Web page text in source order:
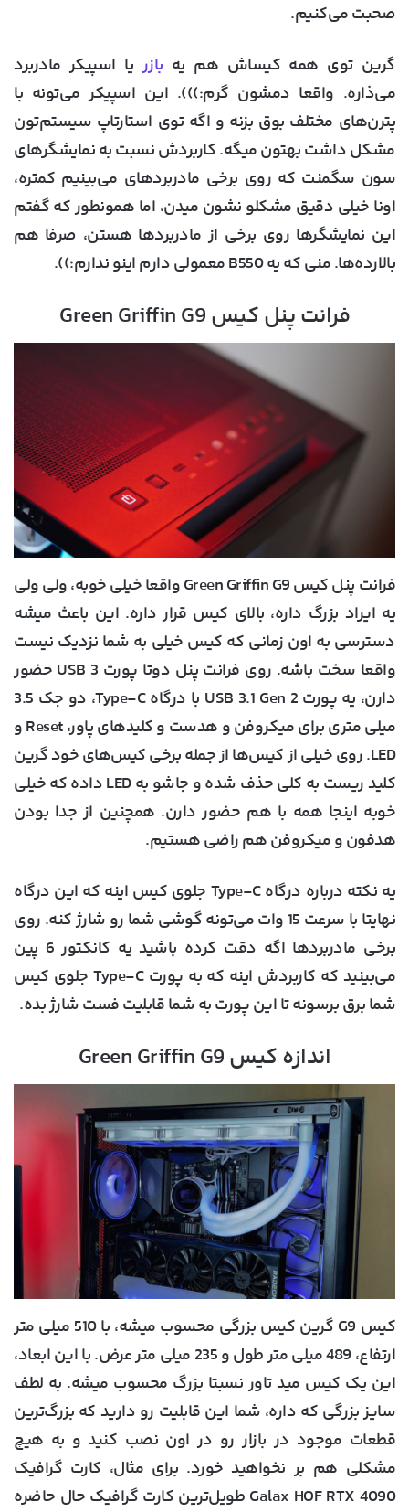
صحبت می‌کنیم.
گرین توی همه کیساش هم یه بازریا اسپیکر مادربرد
می‌ذاره. واقعا دمشون گرم:))). این اسپیکر می‌تونه با
پترن‌های مختلف بوق بزنه و اگه توی استارتاپ سیستم‌تون
مشکل داشت بهتون میگه. کاربردش نسبت به نمایشگرهای
سون سگمنت که روی برخی مادربردهای می‌بینیم کمتره،
اونا خیلی دقیق مشکلو نشون میدن، اما همونطور که گفتم
این نمایشگرها روی برخی از مادربردها هستن، صرفا هم
بالارده‌ها. منی که یه B550 معمولی دارم اینو ندارم:)).
فرانت پنل کیس Green Griffin G9
فرانت پنل کیس Green Griffin G9 واقعا خیلی خوبه، ولی ولی
یه ایراد بزرگ داره، بالای کیس قرار داره. این باعث میشه
دسترسی به اون زمانی که کیس خیلی به شما نزدیک نیست
واقعا سخت باشه. روی فرانت پنل دوتا پورت USB 3 حضور
دارن، یه پورت USB 3.1 Gen 2 با درگاه Type-C، دو جک 3.5
میلی متری برای میکروفن و هدست و کلیدهای پاور، Reset و
LED. روی خیلی از کیس‌ها از جمله برخی کیس‌های خود گرین
کلید ریست به کلی حذف شده و جاشو به LED داده که خیلی
خوبه اینجا همه با هم حضور دارن. همچنین از جدا بودن
هدفون و میکروفن هم راضی هستیم.
یه نکته درباره درگاه Type-C جلوی کیس اینه که این درگاه
نهایتا با سرعت 15 وات می‌تونه گوشی شما رو شارژ کنه. روی
برخی مادربردها اگه دقت کرده باشید یه کانکتور 6 پین
می‌بینید که کاربردش اینه که به پورت Type-C جلوی کیس
شما برق برسونه تا این پورت به شما قابلیت فست شارژ بده.
اندازه کیس Green Griffin G9
کیس G9 گرین کیس بزرگی محسوب میشه، با 510 میلی متر
ارتفاع، 489 میلی متر طول و 235 میلی متر عرض. با این ابعاد،
این یک کیس مید تاور نسبتا بزرگ محسوب میشه. به لطف
سایز بزرگی که داره، شما این قابلیت رو دارید که بزرگ‌ترین
قطعات موجود در بازار رو در اون نصب کنید و به هیچ
مشکلی هم بر نخواهید خورد. برای مثال، کارت گرافیک
Galax HOF RTX 4090 طویل‌ترین کارت گرافیک حال حاضره